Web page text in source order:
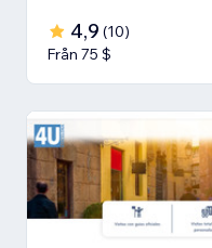
4,9 (10)
Från 75 $